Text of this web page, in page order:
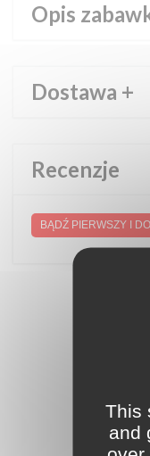
Opis
Dostawa +
Recenzje
BĄDŹ PIERWSZY I
This
and